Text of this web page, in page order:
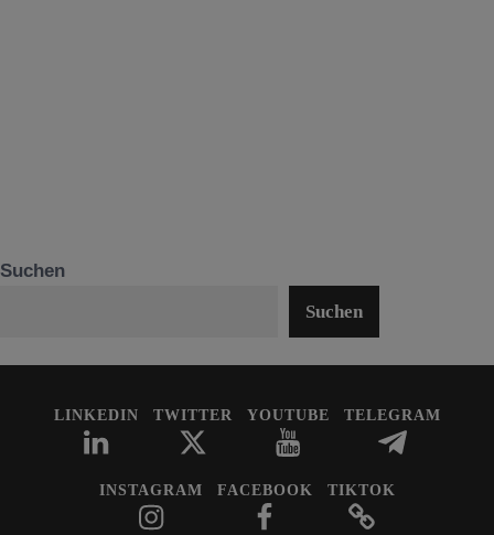
Suchen
Suchen
LINKEDIN TWITTER YOUTUBE TELEGRAM
INSTAGRAM FACEBOOK TIKTOK